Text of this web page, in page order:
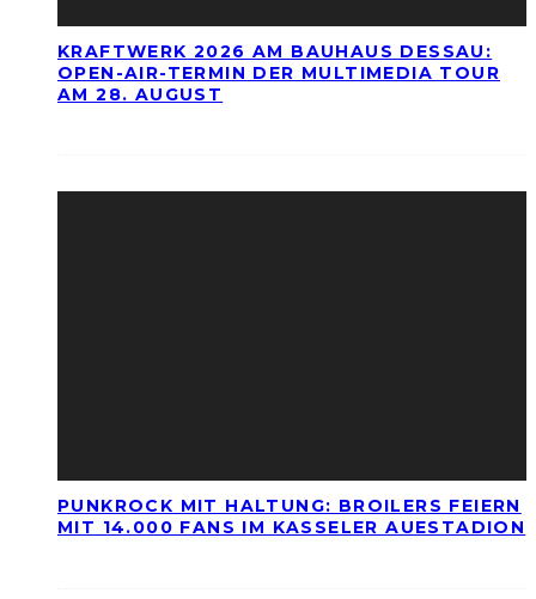
KRAFTWERK 2026 AM BAUHAUS DESSAU:
OPEN-AIR-TERMIN DER MULTIMEDIA TOUR
AM 28. AUGUST
PUNKROCK MIT HALTUNG: BROILERS FEIERN
MIT 14.000 FANS IM KASSELER AUESTADION